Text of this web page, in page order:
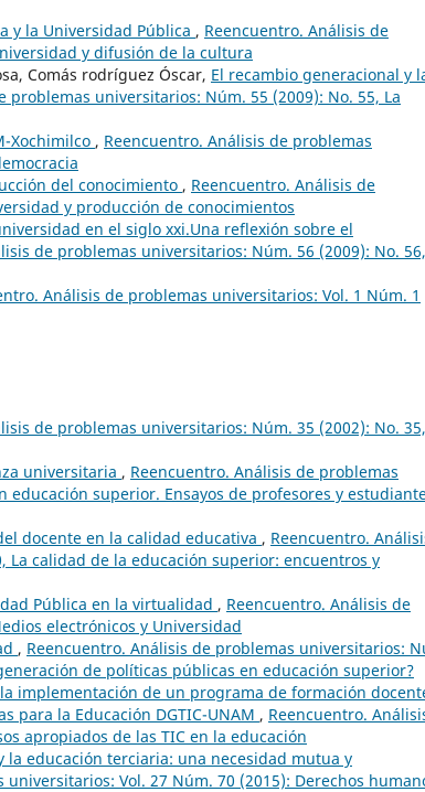
y la Universidad Pública , Reencuentro. Análisis de
y difusión de la cultura
Comás rodríguez Óscar, El recambio generacional y
problemas universitarios: Núm. 55 (2009): No. 55, La
Xochimilco , Reencuentro. Análisis de problemas
del conocimiento , Reencuentro. Análisis de
y producción de conocimientos
en el siglo xxi.Una reflexión sobre el
de problemas universitarios: Núm. 56 (2009): No. 56,
Análisis de problemas universitarios: Vol. 1 Núm. 1
de problemas universitarios: Núm. 35 (2002): No.
universitaria , Reencuentro. Análisis de problemas
superior. Ensayos de profesores y
docente en la calidad educativa , Reencuentro.
calidad de la educación superior: encuentros y
Pública en la virtualidad , Reencuentro. Análisis de
electrónicos y Universidad
, Reencuentro. Análisis de problemas universitarios:
de políticas públicas en educación superior?
implementación de un programa de formación
para la Educación DGTIC-UNAM , Reencuentro.
apropiados de las TIC en la educación
la educación terciaria: una necesidad mutua y
Vol. 27 Núm. 70 (2015): Derechos